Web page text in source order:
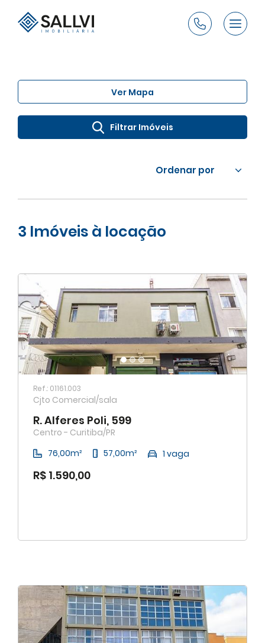
Ver Mapa
Filtrar Imóveis
Ordenar por
Limpar seleção
Maior área total
Menor área total
3 Imóveis à locação
Ref.: 01161.003
Cjto Comercial/sala
R. Alferes Poli, 599
Centro - Curitiba/PR
76,00m²
57,00m² 1 vaga
R$ 1.590,00